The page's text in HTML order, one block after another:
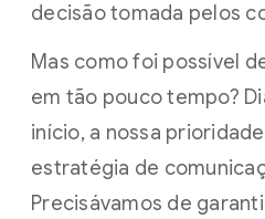
decisão tomada pelos
Mas como foi possível
em tão pouco tempo?
início, a nossa
estratégia de
Precisávamos de